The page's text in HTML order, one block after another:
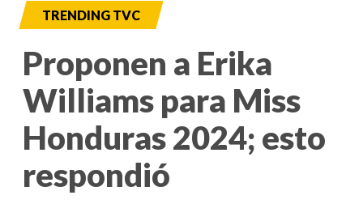
TRENDING TVC
Proponen a Erika
Williams para Miss
Honduras 2024; esto
respondió